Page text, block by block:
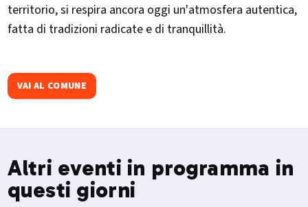
territorio, si respira ancora oggi un'atmosfera autentica,
fatta di tradizioni radicate e di tranquillità.
VAI AL COMUNE
Altri eventi in programma in
questi giorni